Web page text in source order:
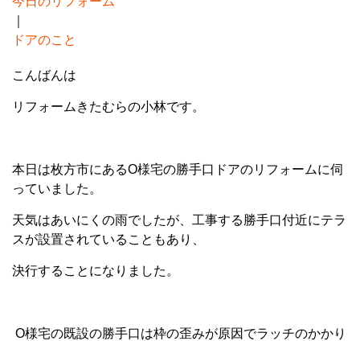
ドアのこと
こんばんは
リフォームきたむらの小林です。
本日は枚方市にあるO様宅の勝手口ドアのリフォームに伺
っていました。
天気はあいにくの雨でしたが、工事する勝手口付近にテラ
スが設置されていることもあり、
決行することになりました。
O様宅の既設の勝手口は枠の歪みが原因でラッチのかかり